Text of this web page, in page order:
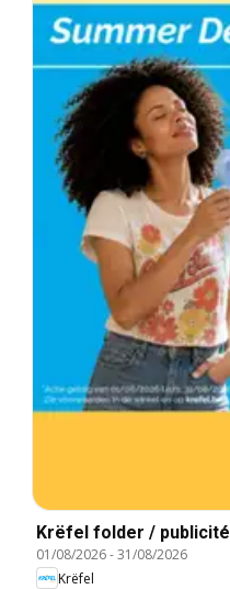
Krëfel folder / publicité
01/08/2026-31/08/2026
Krëfel